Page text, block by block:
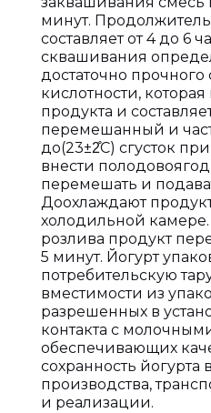
минут.
составляет от 4 до 6
сквашивания
достаточно прочного
кислотности,
продукта и
перемешанный и
до(23±2̊С) сгусток
внести
перемешать и
Доохлаждают продукт до температуры 6̊С в
холодильной
розлива продукт
5 минут. Йогурт
потребительскую
вместимости из
разрешенных в
контакта с
обеспечивающих
сохранность йогурта
производства,
и реализации.